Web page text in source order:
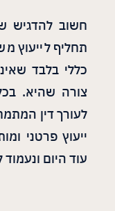
חשוב להדגיש
תחליף לייעוץ
כללי בלבד
צורה שהיא.
לעורך דין
ייעוץ פרטני
עוד היום